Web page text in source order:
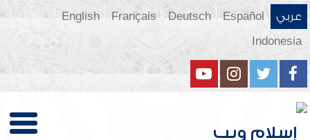
عربي Español
Deutsch
Français
English
Indonesia